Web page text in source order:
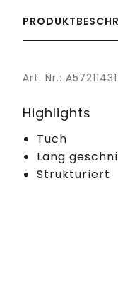
Art. Nr.:
Highlights
Tuch
Lang
Strukturiert